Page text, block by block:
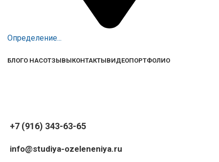
Определение...
БЛОГО НАСОТЗЫВЫКОНТАКТЫВИДЕОПОРТФОЛИО
+7 (916) 343-63-65
info@studiya-ozeleneniya.ru